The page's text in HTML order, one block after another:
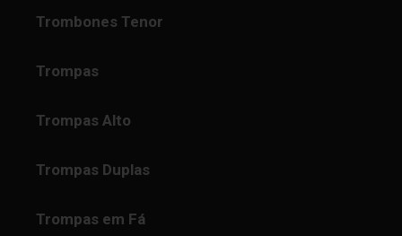
Trombones Tenor
Trompas
Trompas Alto
Trompas Duplas
Trompas em Fá